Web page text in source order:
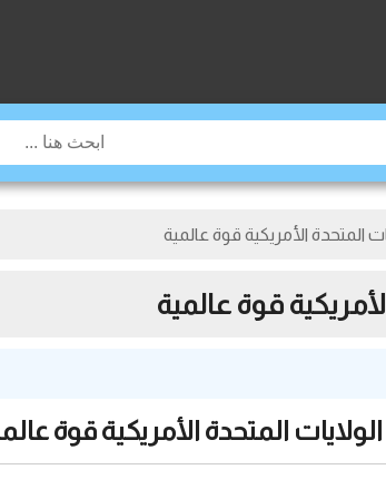
المتحدة الأمريكية قوة عالمية
قوة عالمية
المتحدة الأمريكية قوة